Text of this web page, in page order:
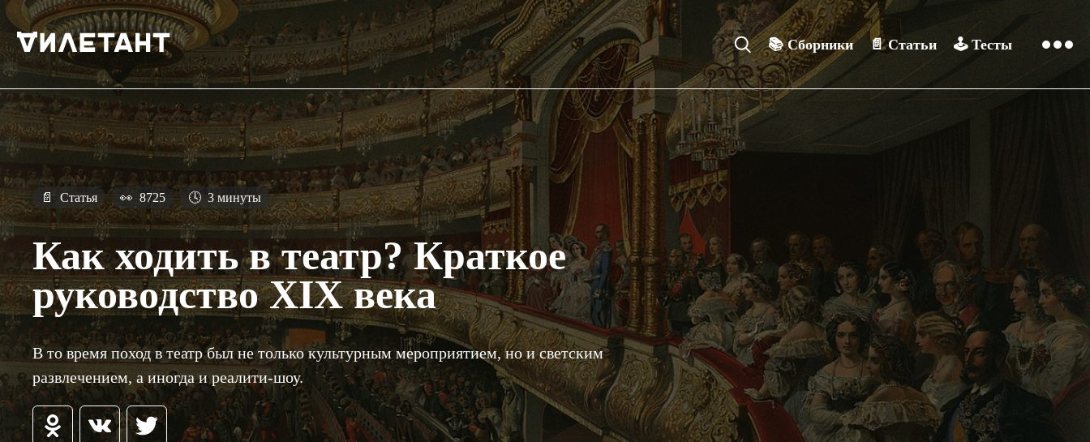
📚Сборники 📄Статьи 🕹️ Тесты
📄 Статья 👀 8725 🕓 3 минуты
Как ходить в театр? Краткое
руководство XIX века
В то время поход в театр был не только культурным мероприятием, но и светским
развлечением, а иногда и реалити-шоу.